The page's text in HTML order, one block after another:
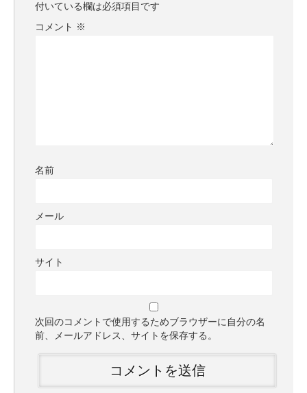
付いている欄は必須項目です
コメント ※
名前
メール
サイト
次回のコメントで使用するためブラウザーに自分の名
前、メールアドレス、サイトを保存する。